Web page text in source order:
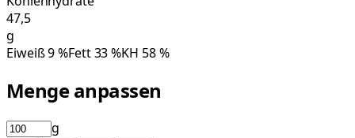
47,5
g
Eiweiß9%Fett33%KH 58%
Menge anpassen
g